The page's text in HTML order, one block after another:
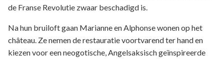
de Franse Revolutie zwaar beschadigd is.
Na hun bruiloft gaan Marianne en Alphonse wonen op het
château. Ze nemen de restauratie voortvarend ter hand en
kiezen voor een neogotische, Angelsaksisch geïnspireerde